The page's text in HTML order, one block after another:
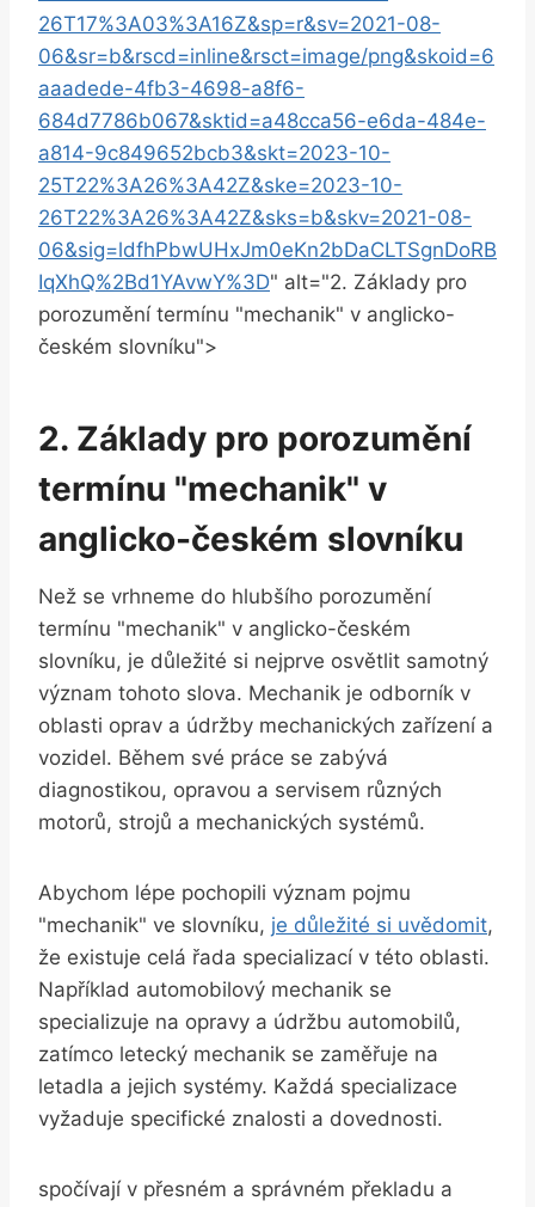
26T17%3A03%3A16Z&sp=r&sv=2021-08-
06&sr=b&rscd=inline&rsct=image/png&skoid=6
aaadede-4fb3-4698-a8f6-
684d7786b067&sktid=a48cca56-e6da-484e-
a814-9c849652bcb3&skt=2023-10-
25T22%3A26%3A42Z&ske=2023-10-
26T22%3A26%3A42Z&sks=b&skv=2021-08-
06&sig=ldfhPbwUHxJm0eKn2bDaCLTSgnDoRB
IqXhQ%2Bd1YAvwY%3D" alt="2. Základy pro
porozumění termínu "mechanik" v anglicko-
českém slovníku">
2. Základy pro porozumění
termínu "mechanik" v
anglicko-českém slovníku
Než se vrhneme do hlubšího porozumění
termínu "mechanik" v anglicko-českém
slovníku, je důležité si nejprve osvětlit samotný
význam tohoto slova. Mechanik je odborník v
oblasti oprav a údržby mechanických zařízení a
vozidel. Během své práce se zabývá
diagnostikou, opravou a servisem různých
motorů, strojů a mechanických systémů.
Abychom lépe pochopili význam pojmu
"mechanik" ve slovníku, je důležité si uvědomit,
že existuje celá řada specializací v této oblasti.
Například automobilový mechanik se
specializuje na opravy a údržbu automobilů,
zatímco letecký mechanik se zaměřuje na
letadla a jejich systémy. Každá specializace
vyžaduje specifické znalosti a dovednosti.
spočívají v přesném a správném překladu a